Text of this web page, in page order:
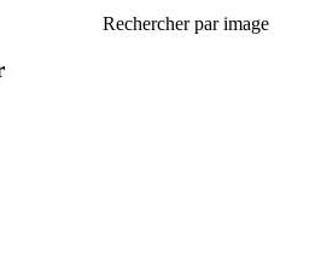
Rechercher par image